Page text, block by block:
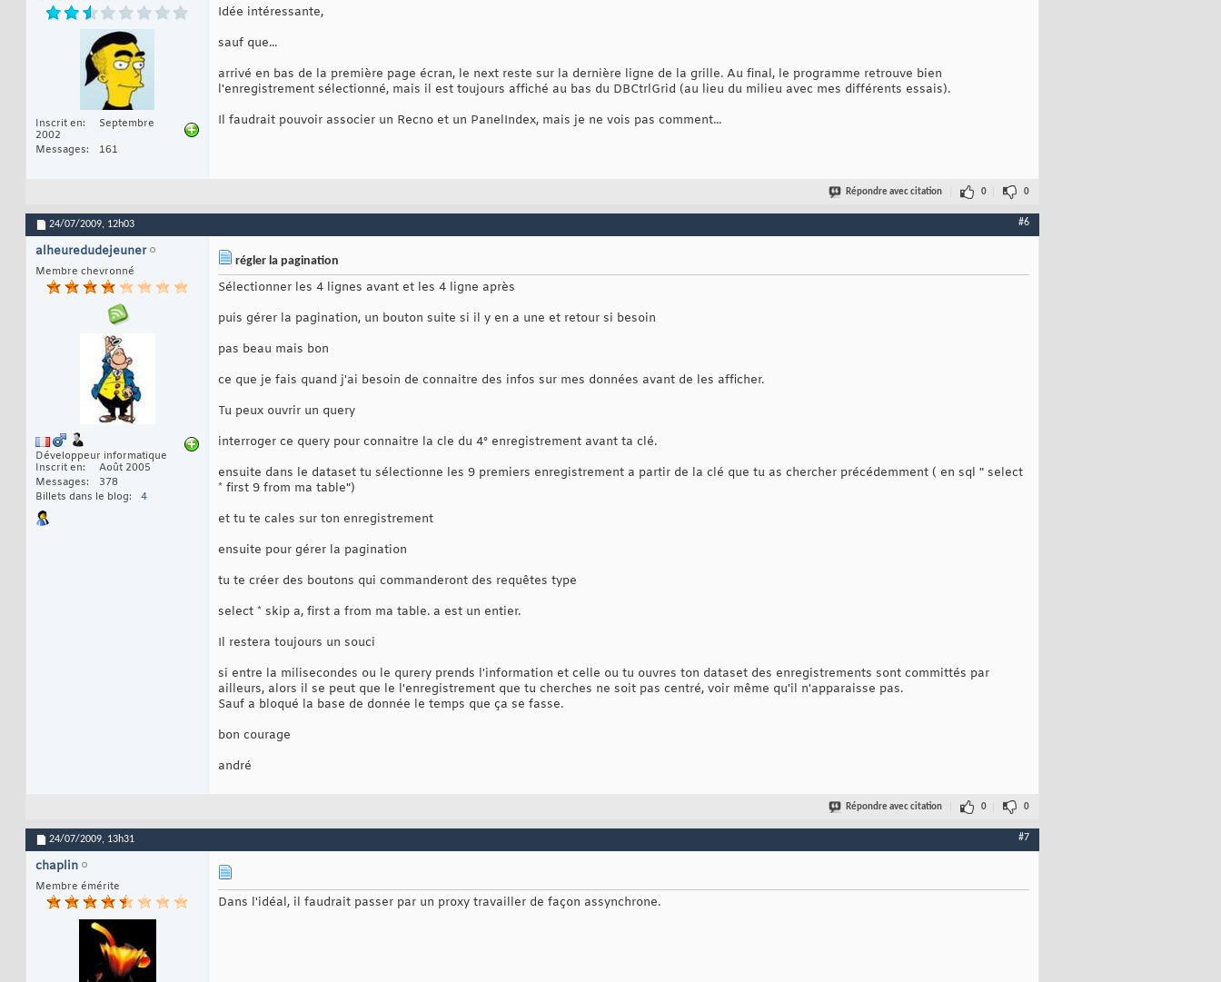
Inscrit en
Septembre
2002
Messages
161
Idée intéressante,
sauf que...
arrivé en bas de la première page écran, le next reste sur la dernière ligne de la grille. Au final, le programme retrouve bien
l'enregistrement sélectionné, mais il est toujours affiché au bas du DBCtrlGrid (au lieu du milieu avec mes différents essais).
Il faudrait pouvoir associer un Recno et un PanelIndex, mais je ne vois pas comment...
Répondre avec citation 0 0
24/07/2009, 12h03 #6
alheuredudejeuner
Membre chevronné
Développeur informatique
Inscrit en
Août 2005
Messages
378
Billets dans le blog
4
régler la pagination
Sélectionner les 4 lignes avant et les 4 ligne après
puis gérer la pagination, un bouton suite si il y en a une et retour si besoin
pas beau mais bon
ce que je fais quand j'ai besoin de connaitre des infos sur mes données avant de les afficher.
Tu peux ouvrir un query
interroger ce query pour connaitre la cle du 4° enregistrement avant ta clé.
ensuite dans le dataset tu sélectionne les 9 premiers enregistrement a partir de la clé que tu as chercher précédemment ( en sql " select
* first 9 from ma table")
et tu te cales sur ton enregistrement
ensuite pour gérer la pagination
tu te créer des boutons qui commanderont des requêtes type
select * skip a, first a from ma table. a est un entier.
Il restera toujours un souci
si entre la milisecondes ou le qurery prends l'information et celle ou tu ouvres ton dataset des enregistrements sont committés par
ailleurs, alors il se peut que le l'enregistrement que tu cherches ne soit pas centré, voir même qu'il n'apparaisse pas.
Sauf a bloqué la base de donnée le temps que ça se fasse.
bon courage
andré
Répondre avec citation 0 0
24/07/2009, 13h31 #7
chaplin
Membre émérite
Dans l'idéal, il faudrait passer par un proxy travailler de façon assynchrone.